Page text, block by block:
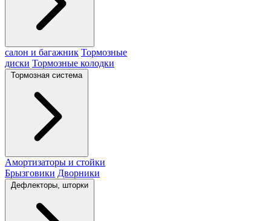
салон и багажник Тормозные
диски Тормозные колодки
Тормозная система
Амортизаторы и стойки
Брызговики Дворники
Дефлекторы, шторки